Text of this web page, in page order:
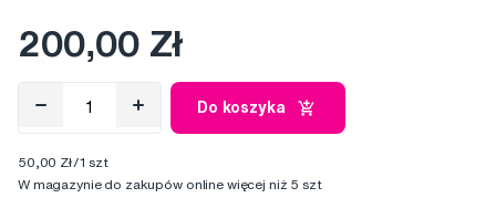
200,00 Zł
Do koszyka
50,00 Zł/1 szt
W magazynie do zakupów online więcej niż 5 szt